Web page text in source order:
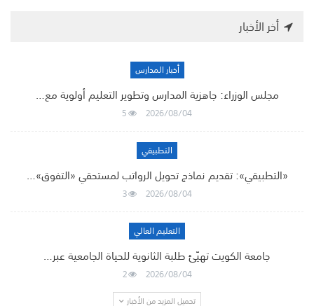
أخر الأخبار
أخبار المدارس
مجلس الوزراء: جاهزية المدارس وتطوير التعليم أولوية مع…
2026/08/04
5
التطبيقي
«التطبيقي»: تقديم نماذج تحويل الرواتب لمستحقي «التفوق»…
2026/08/04
3
التعليم العالي
جامعة الكويت تهيّئ طلبة الثانوية للحياة الجامعية عبر…
2026/08/04
2
تحميل المزيد من الأخبار